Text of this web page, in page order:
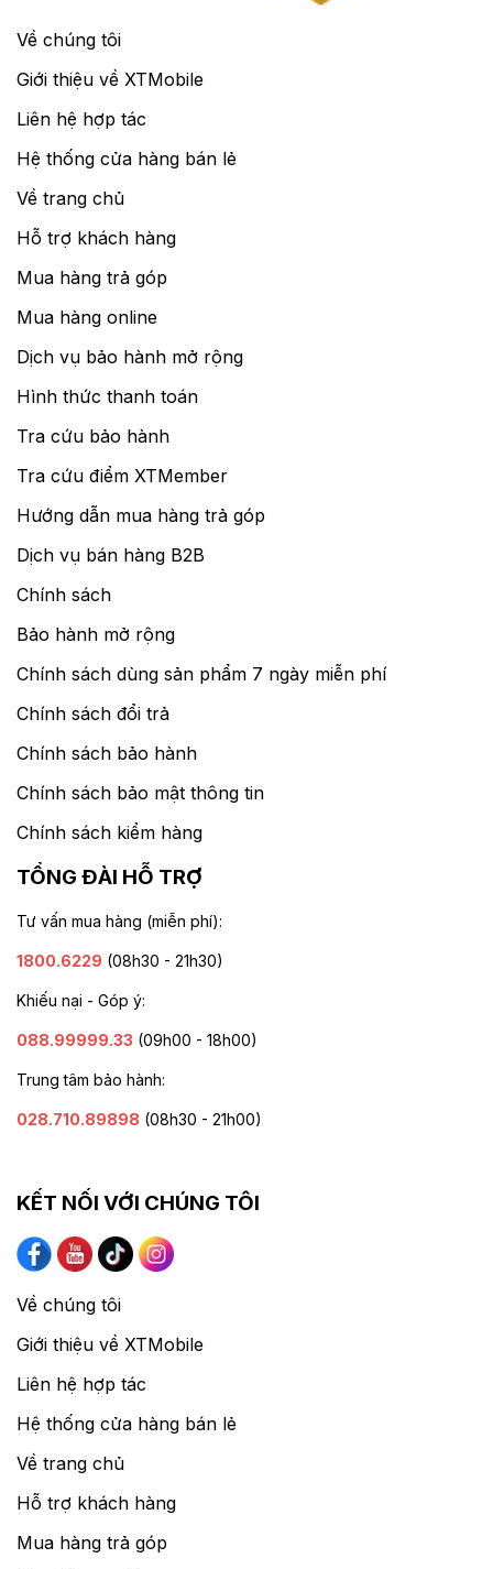
Về chúng tôi
Giới thiệu về XTMobile
Liên hệ hợp tác
Hệ thống cửa hàng bán lẻ
Về trang chủ
Hỗ trợ khách hàng
Mua hàng trả góp
Mua hàng online
Dịch vụ bảo hành mở rộng
Hình thức thanh toán
Tra cứu bảo hành
Tra cứu điểm XTMember
Hướng dẫn mua hàng trả góp
Dịch vụ bán hàng B2B
Chính sách
Bảo hành mở rộng
Chính sách dùng sản phẩm 7 ngày miễn phí
Chính sách đổi trả
Chính sách bảo hành
Chính sách bảo mật thông tin
Chính sách kiểm hàng
TỔNG ĐÀI HỖ TRỢ
Tư vấn mua hàng (miễn phí):
1800.6229 (08h30 - 21h30)
Khiếu nại - Góp ý:
088.99999.33 (09h00 - 18h00)
Trung tâm bảo hành:
028.710.89898 (08h30 - 21h00)
KẾT NỐI VỚI CHÚNG TÔI
Về chúng tôi
Giới thiệu về XTMobile
Liên hệ hợp tác
Hệ thống cửa hàng bán lẻ
Về trang chủ
Hỗ trợ khách hàng
Mua hàng trả góp